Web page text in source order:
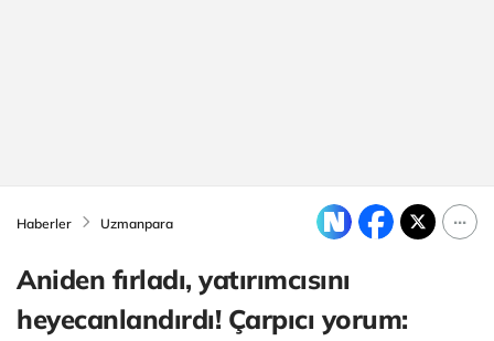
Haberler Uzmanpara
Aniden fırladı, yatırımcısını
heyecanlandırdı! Çarpıcı yorum: